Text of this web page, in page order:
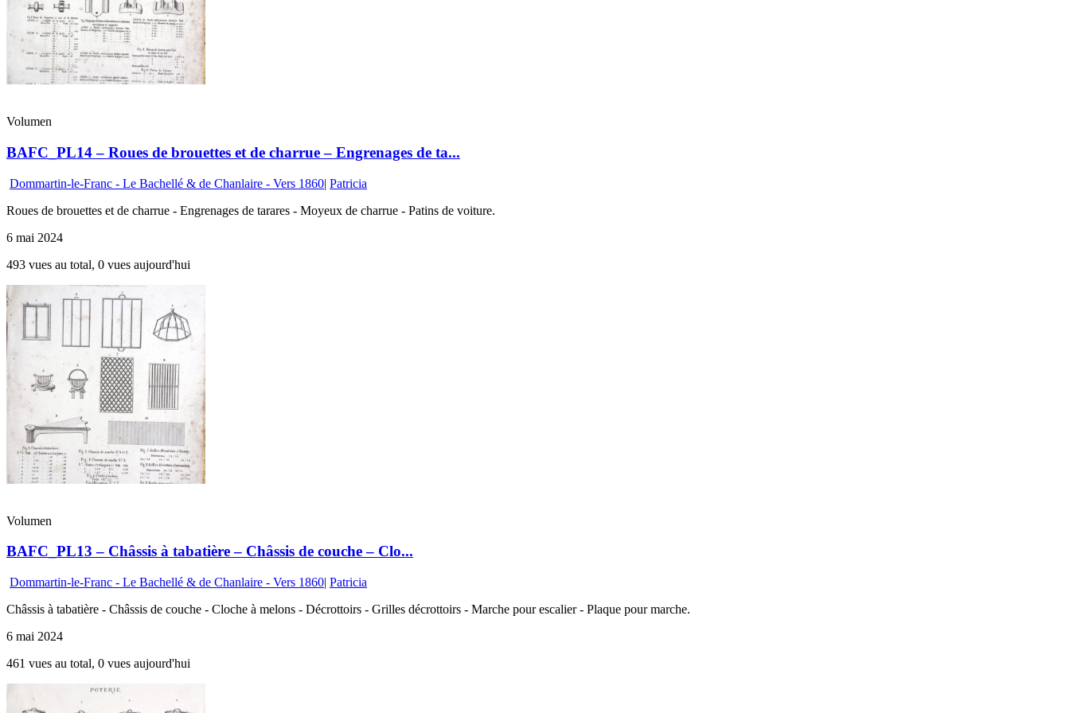
Volumen
BAFC_PL14 – Roues de brouettes et de charrue – Engrenages de ta...
Dommartin-le-Franc - Le Bachellé & de Chanlaire - Vers 1860| Patricia
Roues de brouettes et de charrue - Engrenages de tarares - Moyeux de charrue - Patins de voiture.
6 mai 2024
493 vues au total, 0 vues aujourd'hui
Volumen
BAFC_PL13 – Châssis à tabatière – Châssis de couche – Clo...
Dommartin-le-Franc - Le Bachellé & de Chanlaire - Vers 1860| Patricia
Châssis à tabatière - Châssis de couche - Cloche à melons - Décrottoirs - Grilles décrottoirs - Marche pour escalier - Plaque pour marche.
6 mai 2024
461 vues au total, 0 vues aujourd'hui